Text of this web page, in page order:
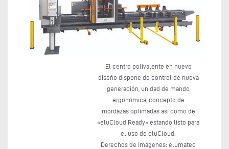
El centro polivalente en nuevo
diseño dispone de control de nueva
generación, unidad de mando
ergonómica, concepto de
mordazas optimadas así como de
«eluCloud Ready» estando listo para
el uso de eluCloud.
Derechos de imágenes: elumatec